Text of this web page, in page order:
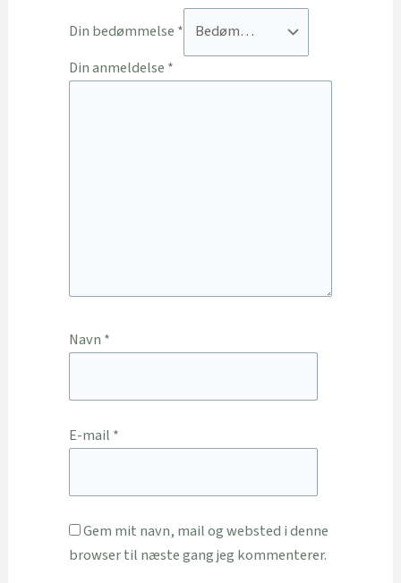
Din bedømmelse *
Din anmeldelse *
Navn *
E-mail *
Gem mit navn, mail og websted i denne
browser til næste gang jeg kommenterer.